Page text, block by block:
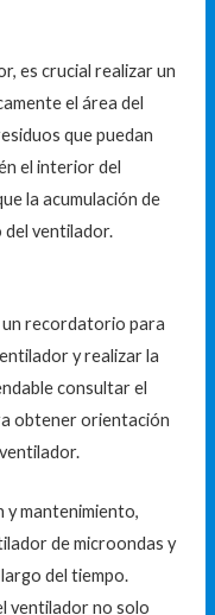
es crucial realizar un
el área del
que puedan
el interior del
la acumulación de
del ventilador.
un recordatorio para
y realizar la
consultar el
obtener orientación
y mantenimiento,
de microondas y
del tiempo.
ventilador no solo